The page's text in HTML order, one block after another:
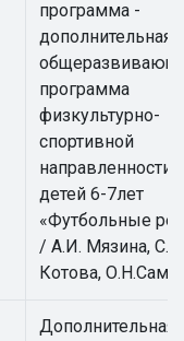
программа -
дополнительная
программа
физкультурно-
спортивной
направленности
детей 6-7лет
«Футбольные
/ А.И. Мязина, С.А.
Котова,
Дополнительная